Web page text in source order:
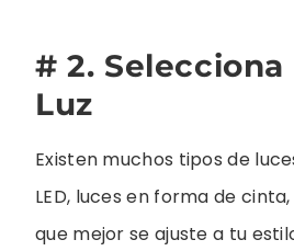
# 2.
Luz
Existen muchos tipos de
LED, luces en forma de
que mejor se ajuste a tu